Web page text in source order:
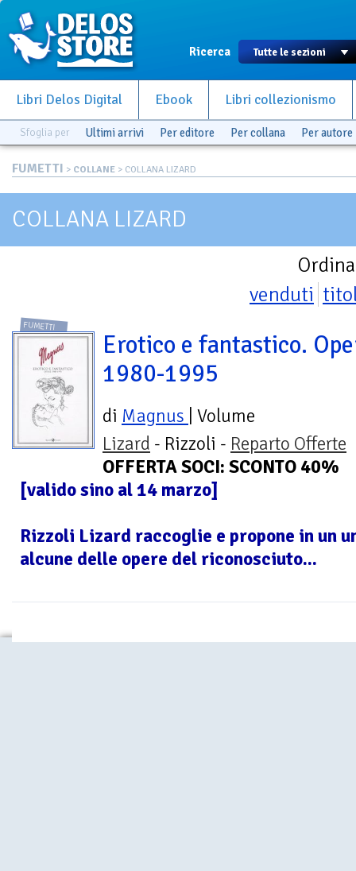
Ricerca
Libri Delos Digital Ebook Libri collezionismo
Sfoglia per Ultimi arrivi Per editore Per collana Per autore
FUMETTI > COLLANE > COLLANA LIZARD
COLLANA LIZARD
venduti
FUMETTI
Erotico e fantastico.
1980-1995
di Magnus | Volume
Lizard - Rizzoli - Reparto Offerte
OFFERTA SOCI: SCONTO 40%
[valido sino al 14 marzo]
Rizzoli Lizard raccoglie e propone in un
alcune delle opere del riconosciuto...